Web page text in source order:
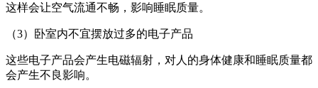
这样会让空气流通不畅，影响睡眠质量。
（3）卧室内不宜摆放过多的电子产品
这些电子产品会产生电磁辐射，对人的身体健康和睡眠质量都
会产生不良影响。